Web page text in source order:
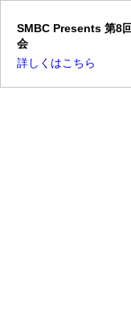
SMBC Presents 第8
会
詳しくはこちら